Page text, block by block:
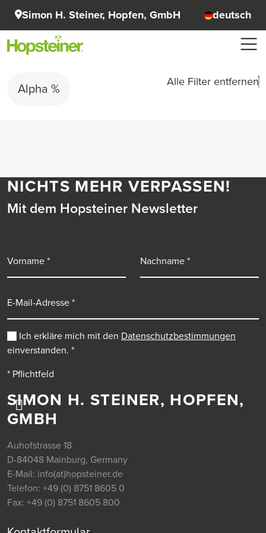
Simon H. Steiner, Hopfen, GmbH deutsch
Alpha %
Alle Filter entfernen
SIMON H. STEINER, HOPFEN,
GMBH
Auhofstrasse 18
D-84048 Mainburg, Germany
E-Mail: info(at)hopsteiner.de
Telefon: +49 (0) 8751 8605 0
Fax: +49 (0) 8751 8605 800
NICHTS MEHR VERPASSEN!
Mit dem Hopsteiner Newsletter
Ich erkläre mich mit den Datenschutzbestimmungen
einverstanden. *
* Pflichtfeld